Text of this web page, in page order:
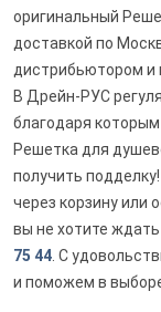
оригинальный
доставкой по
дистрибьютором и
В Дрейн-РУС
благодаря
Решетка для
получить
через корзину или
вы не хотите
75 44 . С
и поможем в